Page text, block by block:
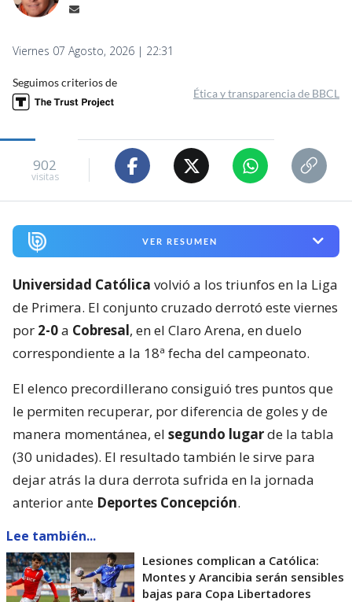
Viernes 07 Agosto, 2026 | 22:31
Seguimos criterios de
Ética y transparencia de BBCL
902
visitas
VER RESUMEN
Universidad Católica volvió a los triunfos en la Liga
de Primera. El conjunto cruzado derrotó este viernes
por 2-0a Cobresal, en el Claro Arena, en duelo
correspondiente a la 18ª fecha del campeonato.
El elenco precordillerano consiguió tres puntos que
le permiten recuperar, por diferencia de goles y de
manera momentánea, el segundo lugarde la tabla
(30 unidades). El resultado también le sirve para
dejar atrás la dura derrota sufrida en la jornada
anterior ante Deportes Concepción.
Lee también...
Lesiones complican a Católica:
Montes y Arancibia serán sensibles
bajas para Copa Libertadores